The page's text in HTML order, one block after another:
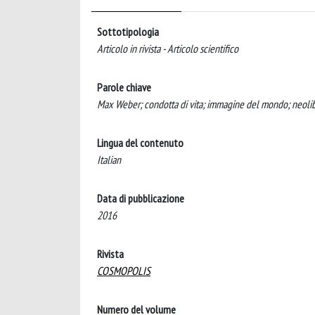
Sottotipologia
Articolo in rivista - Articolo scientifico
Parole chiave
Max Weber; condotta di vita; immagine del mondo;
Lingua del contenuto
Italian
Data di pubblicazione
2016
Rivista
COSMOPOLIS
Numero del volume